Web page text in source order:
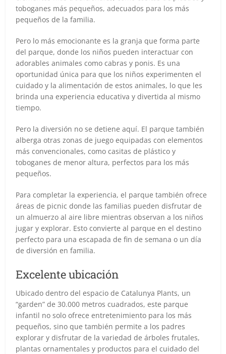
toboganes más pequeños, adecuados para los más
pequeños de la familia.
Pero lo más emocionante es la granja que forma parte
del parque, donde los niños pueden interactuar con
adorables animales como cabras y ponis. Es una
oportunidad única para que los niños experimenten el
cuidado y la alimentación de estos animales, lo que les
brinda una experiencia educativa y divertida al mismo
tiempo.
Pero la diversión no se detiene aquí. El parque también
alberga otras zonas de juego equipadas con elementos
más convencionales, como casitas de plástico y
toboganes de menor altura, perfectos para los más
pequeños.
Para completar la experiencia, el parque también ofrece
áreas de picnic donde las familias pueden disfrutar de
un almuerzo al aire libre mientras observan a los niños
jugar y explorar. Esto convierte al parque en el destino
perfecto para una escapada de fin de semana o un día
de diversión en familia.
Excelente ubicación
Ubicado dentro del espacio de Catalunya Plants, un
“garden” de 30.000 metros cuadrados, este parque
infantil no solo ofrece entretenimiento para los más
pequeños, sino que también permite a los padres
explorar y disfrutar de la variedad de árboles frutales,
plantas ornamentales y productos para el cuidado del